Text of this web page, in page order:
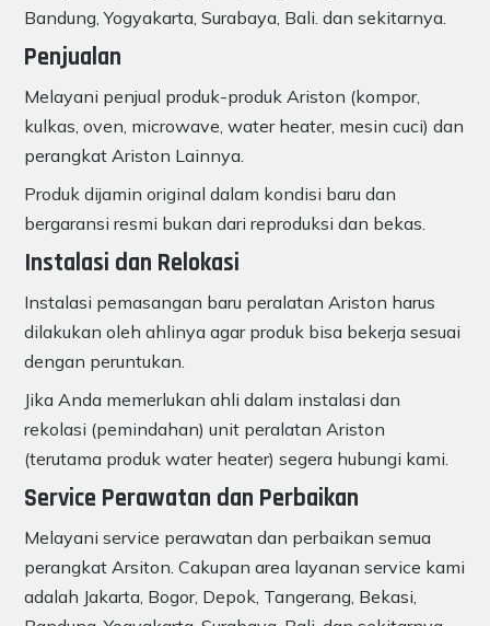
Bandung, Yogyakarta, Surabaya, Bali. dan sekitarnya.
Penjualan
Melayani penjual produk-produk Ariston (kompor,
kulkas, oven, microwave, water heater, mesin cuci) dan
perangkat Ariston Lainnya.
Produk dijamin original dalam kondisi baru dan
bergaransi resmi bukan dari reproduksi dan bekas.
Instalasi dan Relokasi
Instalasi pemasangan baru peralatan Ariston harus
dilakukan oleh ahlinya agar produk bisa bekerja sesuai
dengan peruntukan.
Jika Anda memerlukan ahli dalam instalasi dan
rekolasi (pemindahan) unit peralatan Ariston
(terutama produk water heater) segera hubungi kami.
Service Perawatan dan Perbaikan
Melayani service perawatan dan perbaikan semua
perangkat Arsiton. Cakupan area layanan service kami
adalah Jakarta, Bogor, Depok, Tangerang, Bekasi,